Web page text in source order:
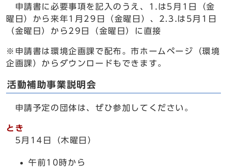
申請書に必要事項を記入のうえ、1.は5月1日（金
曜日）から来年1月29日（金曜日）、2.3.は5月1日
（金曜日）から29日（金曜日）に直接
※申請書は環境企画課で配布。市ホームページ（環境
企画課）からダウンロードもできます。
活動補助事業説明会
申請予定の団体は、ぜひ参加してください。
とき
5月14日（木曜日）
午前10時から